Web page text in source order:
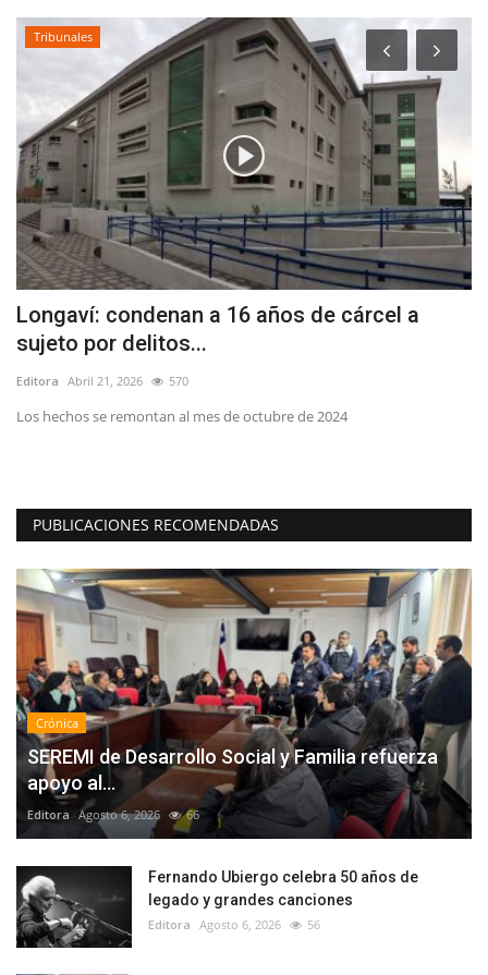
Tribunales
Longaví: condenan a 16 años de cárcel a
sujeto por delitos...
Editora Abril 21, 2026 570
Los hechos se remontan al mes de octubre de 2024
PUBLICACIONES RECOMENDADAS
Crónica
SEREMI de Desarrollo Social y Familia refuerza
apoyo al...
Editora Agosto 6, 2026 66
Fernando Ubiergo celebra 50 años de
legado y grandes canciones
Editora Agosto 6, 2026 56